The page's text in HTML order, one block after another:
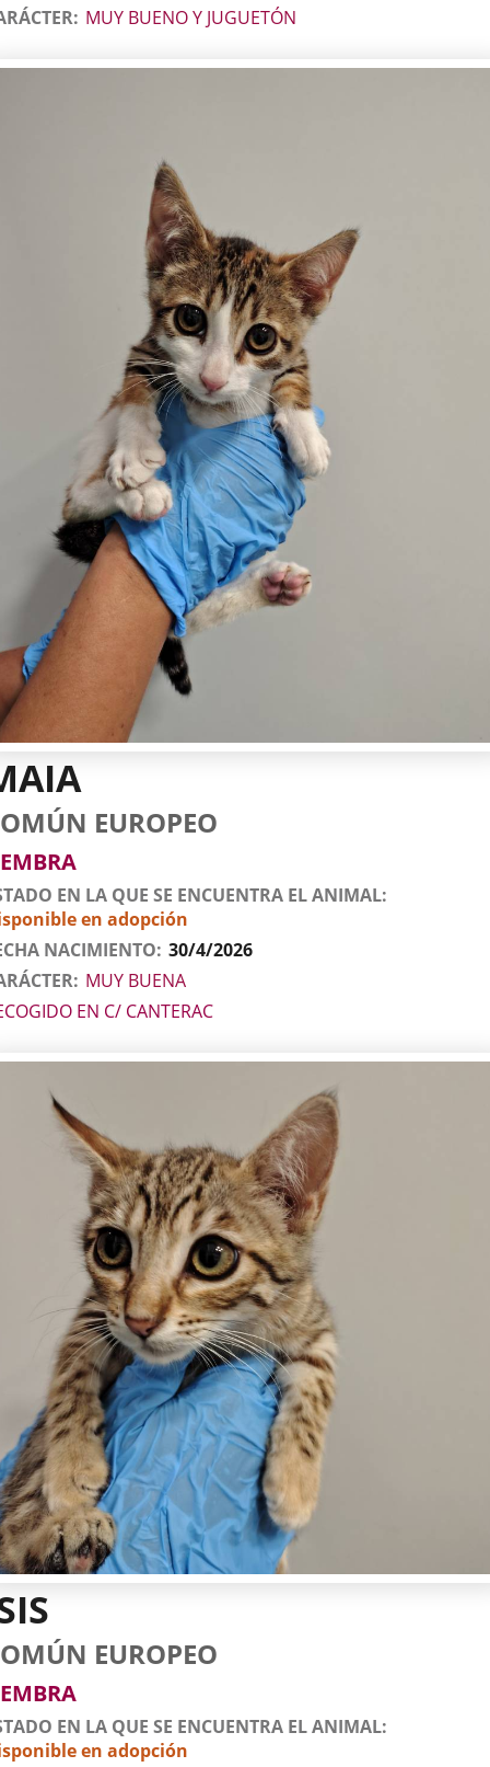
MUY BUENO Y JUGUETÓN
EUROPEO
EN LA QUE SE ENCUENTRA EL ANIMAL
en adopción
NACIMIENTO 30/4/2026
MUY BUENA
EN C/ CANTERAC
EUROPEO
EN LA QUE SE ENCUENTRA EL ANIMAL
en adopción